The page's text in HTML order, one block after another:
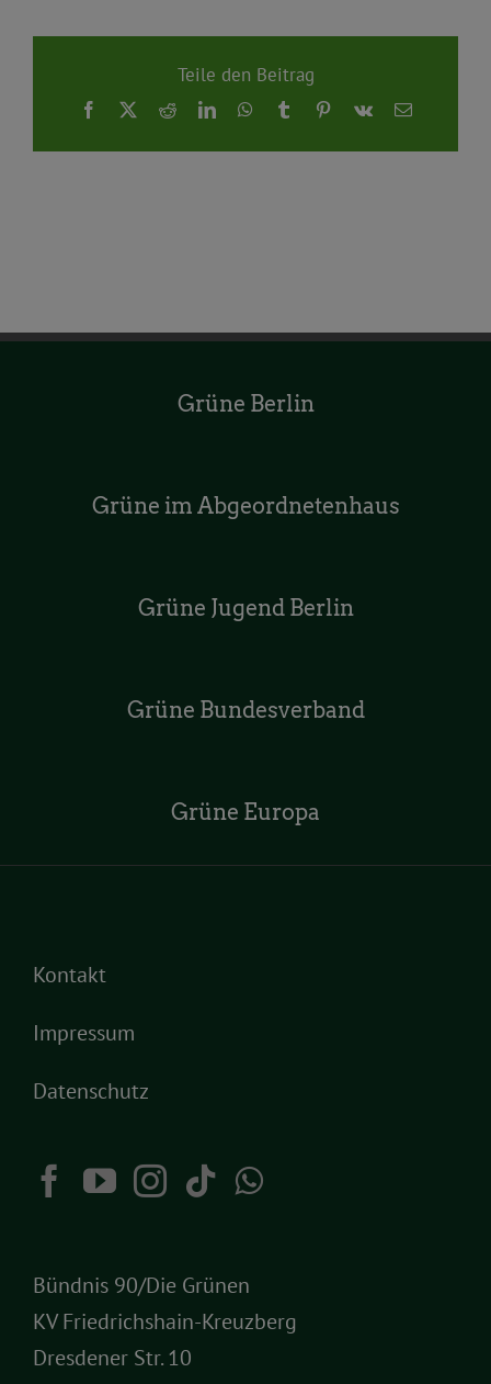
Teile den Beitrag
Facebook
X RedditLinkedInWhatsApp
TumblrPinterest
Vk
E-
Grüne Berlin
Grüne im Abgeordnetenhaus
Grüne Jugend Berlin
Grüne Bundesverband
Grüne Europa
Kontakt
Impressum
Datenschutz
Bündnis 90/Die Grünen
KV Friedrichshain-Kreuzberg
Dresdener Str. 10